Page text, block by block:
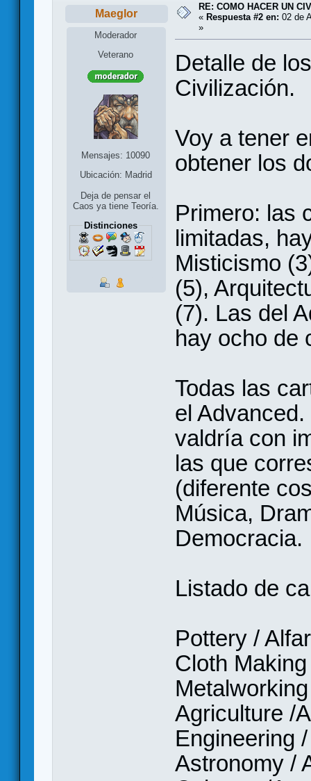
Maeglor
Moderador
Veterano
Mensajes: 10090
Ubicación: Madrid
Deja de pensar el
Caos ya tiene Teoría.
Distinciones
RE: COMO HACER UN
« Respuesta #2 en: 02 de
»
Detalle de
Civilización.
Voy a tener
obtener los
Primero: las
limitadas,
Misticismo
(5),
(7). Las del
hay ocho de
Todas las
el
valdría con
las que
(diferente
Música,
Democracia.
Listado de
Pottery /
Cloth
Agriculture /
Engineering
Astronomy /